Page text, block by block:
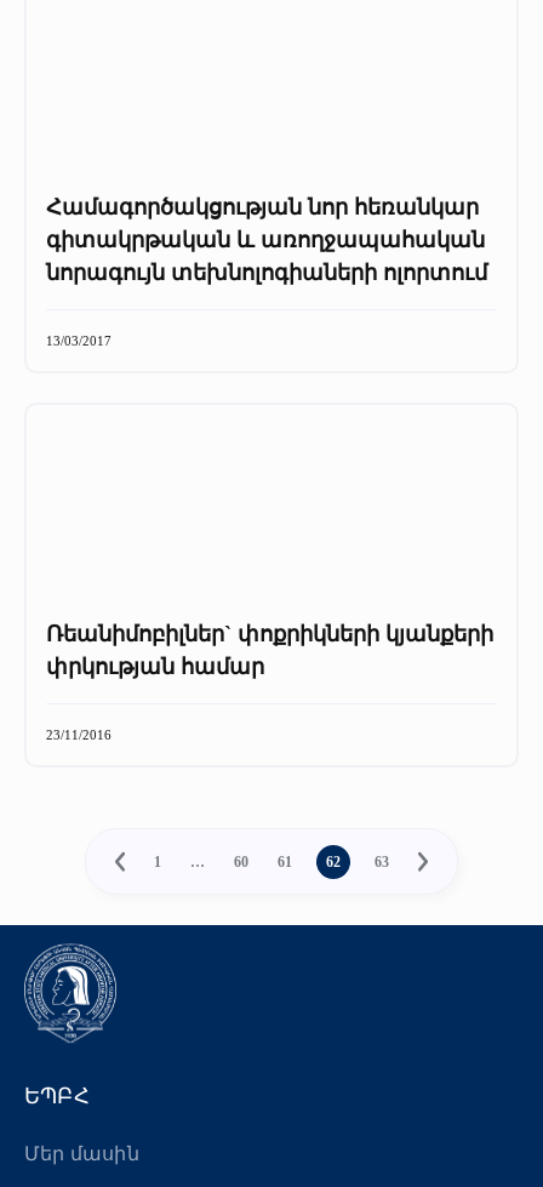
Համագործակցության նոր հեռանկար
գիտակրթական և առողջապահական
նորագույն տեխնոլոգիաների ոլորտում
13/03/2017
Ռեանիմոբիլներ` փոքրիկների կյանքերի
փրկության համար
23/11/2016
1 … 60 61 62 63
ԵՊԲՀ
Մեր մասին